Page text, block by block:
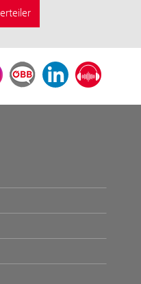
ÖBB Corporate Blog
LinkedInPodcast